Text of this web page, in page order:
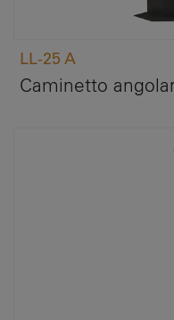
LL-25 A
Caminetto